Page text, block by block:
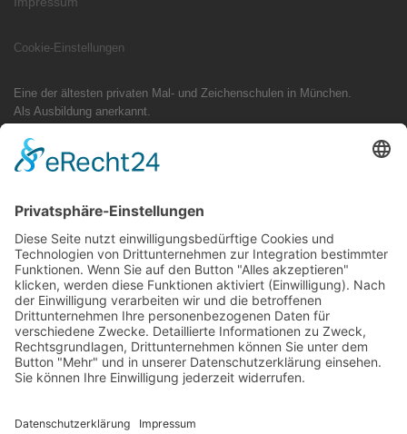
Cookie-Einstellungen
Eine der ältesten privaten Mal- und Zeichenschulen in München.
Als Ausbildung anerkannt.
Tradition trifft Design: Ihr Mappenkurs im Studio Zeiler München
Als eine der ältesten Adressen für Mappenvorbereitung in Bayern steht
Zeichnen – wir begleiten Sie persönlich und exklusiv direkt bei uns im
Atelier.
Hinweis für Suchanfragen: Sie finden unser Atelier ausschließlich vor
Ort unter der Adresse: Olgastraße 15, 80636 München. (Oftmals
fälschlich gesucht unter: Studio Sailer, Mappenschule München, Studio
Zeiler Onlinekurs oder Zeichenschule Neuhausen).
Folge uns auf Social-Media